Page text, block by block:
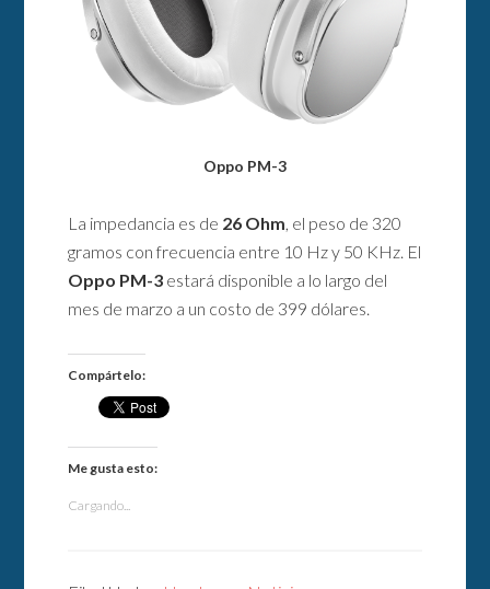
Oppo PM-3
La impedancia es de 26 Ohm, el peso de 320
gramos con frecuencia entre 10 Hz y 50 KHz. El
Oppo PM-3 estará disponible a lo largo del
mes de marzo a un costo de 399 dólares.
Compártelo:
Me gusta esto:
Cargando...